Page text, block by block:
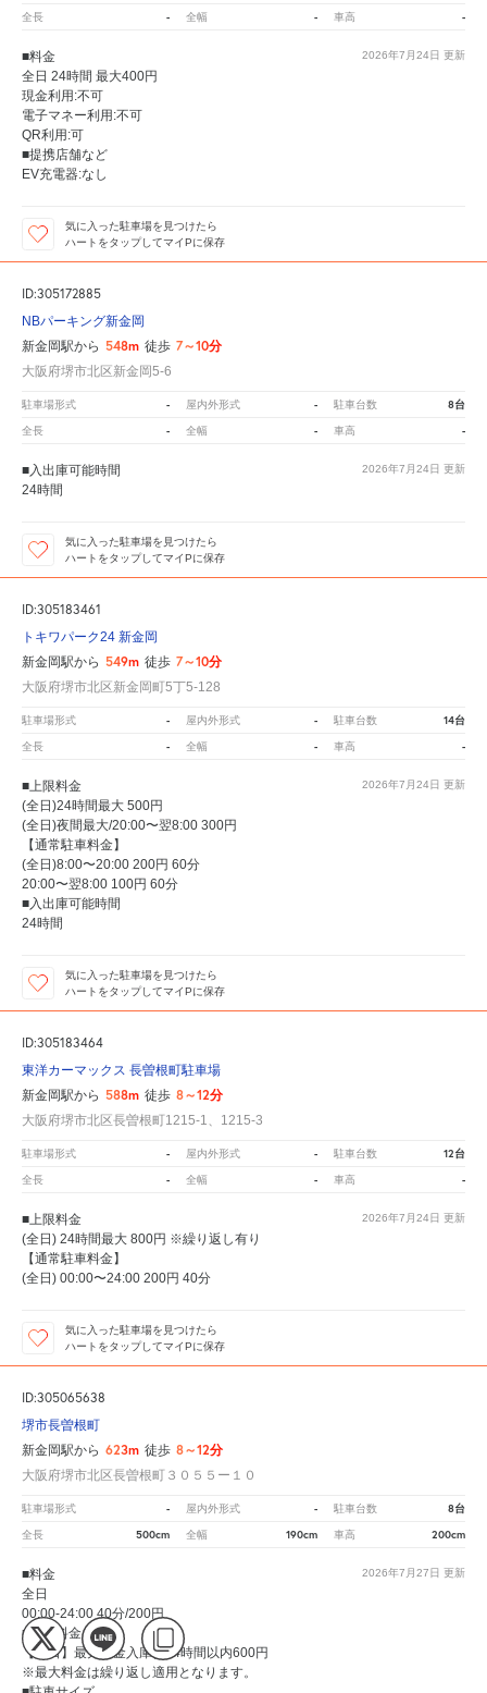
全長 - 全幅 - 車高 -
2026年7月24日 更新
■料金
全日 24時間 最大400円
現金利用:不可
電子マネー利用:不可
QR利用:可
■提携店舗など
EV充電器:なし
気に入った駐車場を見つけたら
ハートをタップしてマイPに保存
ID:305172885
NBパーキング新金岡
新金岡駅から 548m 徒歩 7～10分
大阪府堺市北区新金岡5-6
駐車場形式 - 屋内外形式 - 駐車台数 8台
全長 - 全幅 - 車高 -
2026年7月24日 更新
■入出庫可能時間
24時間
気に入った駐車場を見つけたら
ハートをタップしてマイPに保存
ID:305183461
トキワパーク24 新金岡
新金岡駅から 549m 徒歩 7～10分
大阪府堺市北区新金岡町5丁5-128
駐車場形式 - 屋内外形式 - 駐車台数 14台
全長 - 全幅 - 車高 -
2026年7月24日 更新
■上限料金
(全日)24時間最大 500円
(全日)夜間最大/20:00〜翌8:00 300円
【通常駐車料金】
(全日)8:00〜20:00 200円 60分
20:00〜翌8:00 100円 60分
■入出庫可能時間
24時間
気に入った駐車場を見つけたら
ハートをタップしてマイPに保存
ID:305183464
東洋カーマックス 長曽根町駐車場
新金岡駅から 588m 徒歩 8～12分
大阪府堺市北区長曽根町1215-1、1215-3
駐車場形式 - 屋内外形式 - 駐車台数 12台
全長 - 全幅 - 車高 -
2026年7月24日 更新
■上限料金
(全日) 24時間最大 800円 ※繰り返し有り
【通常駐車料金】
(全日) 00:00〜24:00 200円 40分
気に入った駐車場を見つけたら
ハートをタップしてマイPに保存
ID:305065638
堺市長曽根町
新金岡駅から 623m 徒歩 8～12分
大阪府堺市北区長曽根町３０５５ー１０
駐車場形式 - 屋内外形式 - 駐車台数 8台
全長 500cm 全幅 190cm 車高 200cm
2026年7月27日 更新
■料金
全日
00:00-24:00 40分/200円
■上限料金
【全日】最大料金入庫後24時間以内600円
※最大料金は繰り返し適用となります。